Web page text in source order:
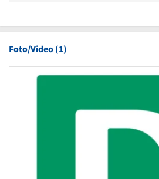
Foto/Video (1)